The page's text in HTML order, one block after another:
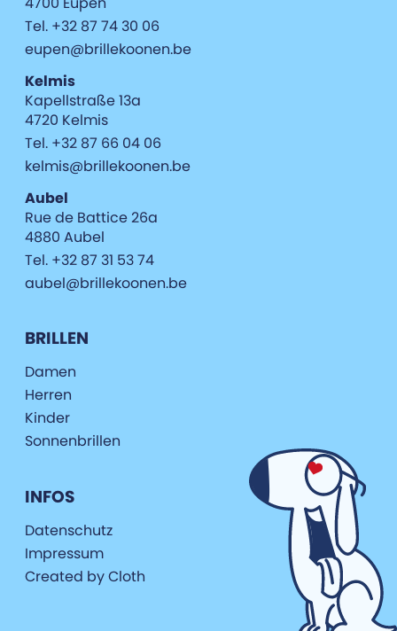
Tel. +32 87 74 30 06
eupen@brillekoonen.be
Kelmis
Kapellstraße 13a
4720 Kelmis
Tel. +32 87 66 04 06
kelmis@brillekoonen.be
Aubel
Rue de Battice 26a
4880 Aubel
Tel. +32 87 31 53 74
aubel@brillekoonen.be
BRILLEN
Damen
Herren
Kinder
Sonnenbrillen
INFOS
Datenschutz
Impressum
Created by Cloth